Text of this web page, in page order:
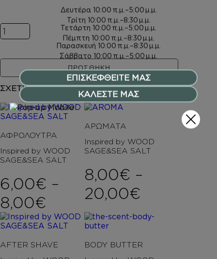
Inspired by WOOD SAGE&SEA SALT ποσότητα
ΠΡΟΣΘΗΚΗ
ΣΧΕΤΙΚΑ ΠΡΟΪΟΝΤΑ
ΑΦΡΟΛΟΥΤΡΑ
Inspired by WOOD
SAGE&SEA SALT
6,00€ –
8,00€ Price range: 6,00€
ΑΡΩΜΑΤΑ
Inspired by WOOD
SAGE&SEA SALT
8,00€ –
20,00€
AFTER SHAVE
BODY BUTTER
Δευτέρα 10:00 π.μ.–5:00 μ.μ.
Τρίτη 10:00 π.μ.–8:30 μ.μ.
Τετάρτη 10:00 π.μ.–5:00 μ.μ.
Πέμπτη 10:00 π.μ.–8:30 μ.μ.
Παρασκευή 10:00 π.μ.–8:30 μ.μ.
Σάββατο 10:00 π.μ.–5:00 μ.μ.
ΕΠΙΣΚΕΦΘΕΙΤΕ ΜΑΣ
ΚΑΛΕΣΤΕ ΜΑΣ